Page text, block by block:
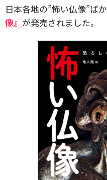
日本各地の”怖い仏像”ば
像』 が発売されました。